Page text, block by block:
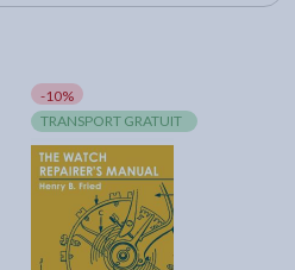
-10%
TRANSPORT GRATUIT